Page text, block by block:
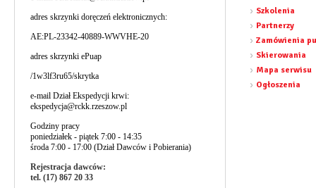
adres skrzynki doręczeń elektronicznych:
AE:PL-23342-40889-WWVHE-20
adres skrzynki ePuap
/1w3lf3ru65/skrytka
e-mail Dział Ekspedycji krwi:
ekspedycja@rckk.rzeszow.pl
Godziny pracy
poniedziałek - piątek 7:00 - 14:35
środa 7:00 - 17:00 (Dział Dawców i Pobierania)
Rejestracja dawców:
tel. (17) 867 20 33
Szkolenia
Partnerzy
Zamówienia
Skierowania
Mapa serwisu
Ogłoszenia